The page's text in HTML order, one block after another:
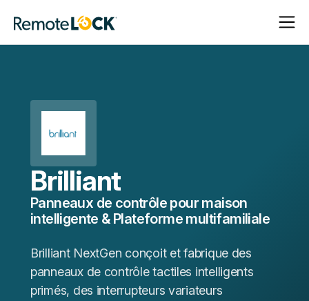
Page
d'accueil
Ouvrir
Fermer
Brilliant
Panneaux de contrôle pour maison
intelligente & Plateforme multifamiliale
Brilliant NextGen conçoit et fabrique des
panneaux de contrôle tactiles intelligents
primés, des interrupteurs variateurs